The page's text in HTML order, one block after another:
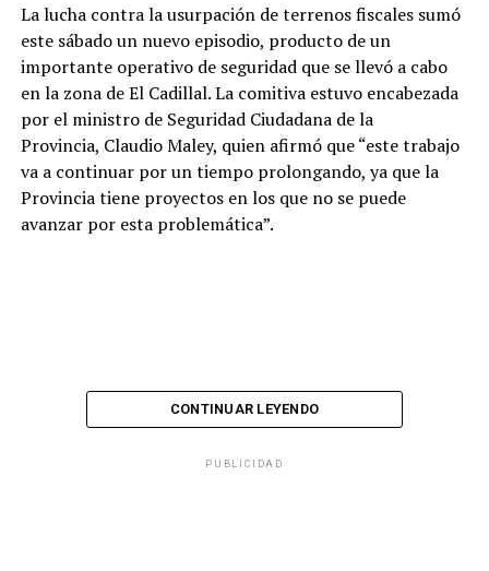
La lucha contra la usurpación de terrenos fiscales sumó
este sábado un nuevo episodio, producto de un
importante operativo de seguridad que se llevó a cabo
en la zona de El Cadillal. La comitiva estuvo encabezada
por el ministro de Seguridad Ciudadana de la
Provincia, Claudio Maley, quien afirmó que “este trabajo
va a continuar por un tiempo prolongando, ya que la
Provincia tiene proyectos en los que no se puede
avanzar por esta problemática”.
CONTINUAR LEYENDO
PUBLICIDAD